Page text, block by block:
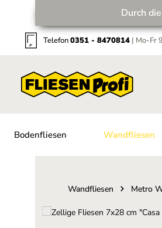
Zur Hauptnavigation springen
Durch
Telefon0351 - 8470814 | Mo-Fr
Bodenfliesen Wandfliesen
Wandfliesen Metro
Bildergalerie überspringen